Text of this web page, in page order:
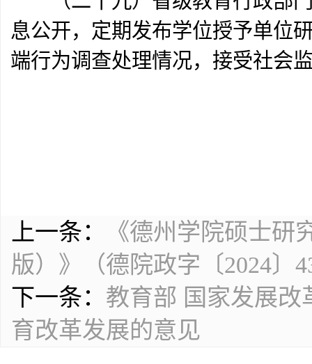
息公开，定期发布学位授予单位
端行为调查处理情况，接受社会
上一条：
《德州学院硕士
版）》（德院政字〔2024〕
下一条： 教育部 国家发展改
育改革发展的意见